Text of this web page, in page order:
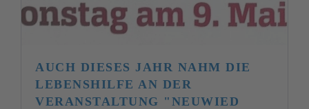
AUCH DIESES JAHR NAHM DIE
LEBENSHILFE AN DER
VERANSTALTUNG "NEUWIED